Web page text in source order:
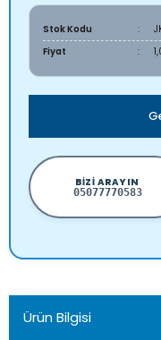
Stok Kodu
Fiyat
BIZI ARAYIN
05077770583
Ürün Bilgisi